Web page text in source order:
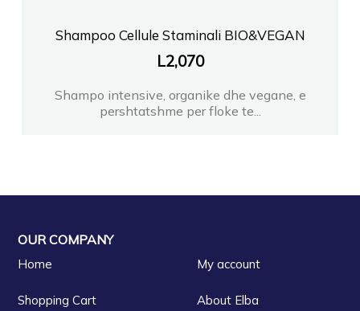
Shampoo Cellule Staminali BIO&VEGAN
L2,070
Shampo intensive, organike dhe vegane, e
pershtatshme per floke te...
OUR COMPANY
Home My account
Shopping Cart About Elba